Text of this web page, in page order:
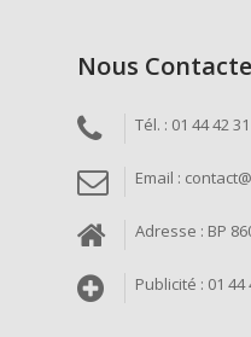
Nous
Tél. : 01 44 42
Email :
Adresse : BP
Publicité : 01 44